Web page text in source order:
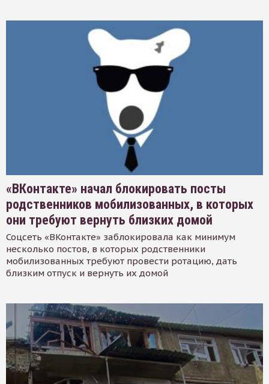
«ВКонтакте» начал блокировать посты
родственников мобилизованных, в которых
они требуют вернуть близких домой
Соцсеть «ВКонтакте» заблокировала как минимум
несколько постов, в которых родственники
мобилизованных требуют провести ротацию, дать
близким отпуск и вернуть их домой